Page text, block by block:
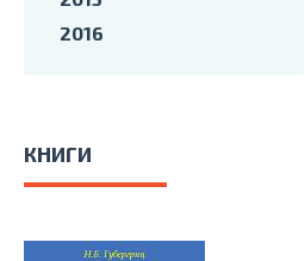
2016
КНИГИ